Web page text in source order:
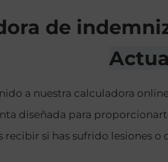
de
a nuestra calculadora
diseñada para
recibir si has sufrido lesiones